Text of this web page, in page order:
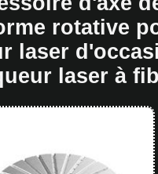
rotative
laser
laser à